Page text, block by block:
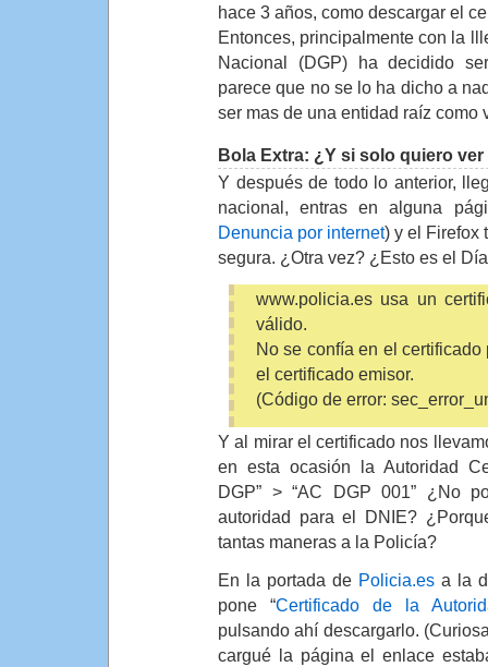
hace 3 años, como descargar el
Entonces, principalmente con la
Nacional (DGP) ha decidido
parece que no se lo ha dicho a
ser mas de una entidad raíz como
Bola Extra: ¿Y si solo quiero
Y después de todo lo anterior,
nacional, entras en alguna
Denuncia por internet) y el Firefox
segura. ¿Otra vez? ¿Esto es el
www.policia.es usa un
válido.
No se confía en el
el certificado emisor.
(Código de error:
Y al mirar el certificado nos
en esta ocasión la Autoridad
DGP” > “AC DGP 001” ¿No
autoridad para el DNIE?
tantas maneras a la Policía?
En la portada de Policia.es a la
pone “Certificado de la
pulsando ahí descargarlo.
cargué la página el enlace